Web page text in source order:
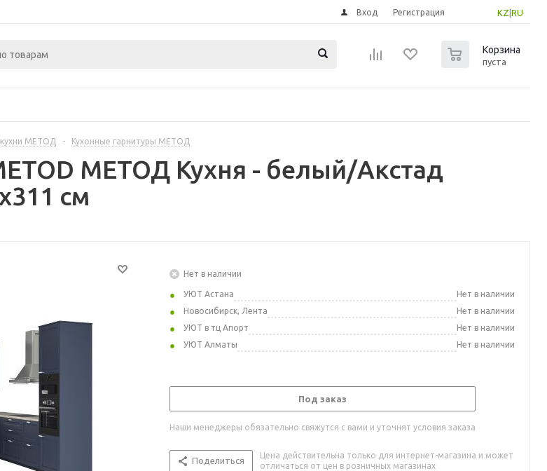
KZ RU
Вход Регистрация
Корзина
пуста
МЕТОД - Кухонные гарнитуры МЕТОД
МЕТОД Кухня - белый/Акстад
см
Нет в наличии
УЮТ Астана
Нет в наличии
Новосибирск, Лента
Нет в наличии
УЮТ в тц Апорт
Нет в наличии
УЮТ Алматы
Нет в наличии
Под заказ
Наши менеджеры обязательно свяжутся с вами и уточнят условия заказа
Поделиться
Цена действительна только для интернет-магазина и может
отличаться от цен в розничных магазинах